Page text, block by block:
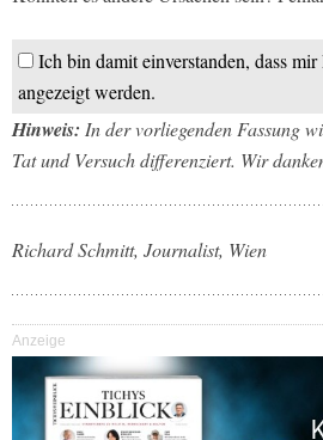
Ich bin damit einverstanden, dass
angezeigt werden.
Hinweis: In der vorliegenden Fassung
Tat und Versuch differenziert. Wir
Richard Schmitt, Journalist, Wien
Anzeige